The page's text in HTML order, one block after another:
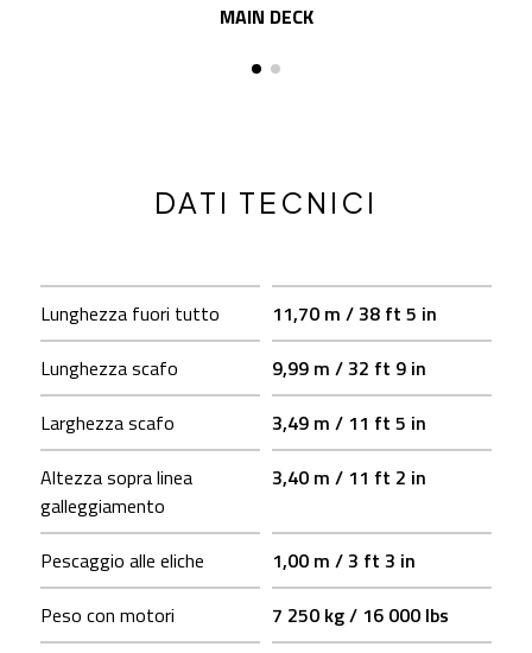
MAIN DECK
DATI TECNICI
Lunghezza fuori tutto
11,70 m / 38 ft 5 in
Lunghezza scafo
9,99 m / 32 ft 9 in
Larghezza scafo
3,49 m / 11 ft 5 in
Altezza sopra linea
galleggiamento
3,40 m / 11 ft 2 in
Pescaggio alle eliche
1,00 m / 3 ft 3 in
Peso con motori
7 250 kg / 16 000 lbs